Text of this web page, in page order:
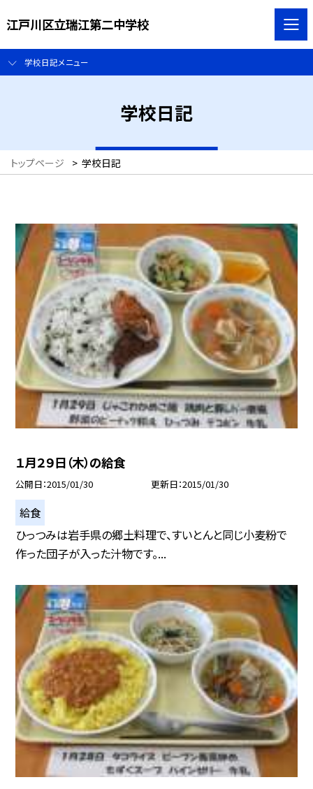
江戸川区立瑞江第二中学校
学校日記メニュー
学校日記
トップページ > 学校日記
１月２９日（木）の給食
公開日 2015/01/30 更新日 2015/01/30
給食
ひっつみは岩手県の郷土料理で、すいとんと同じ小麦粉で
作った団子が入った汁物です。...